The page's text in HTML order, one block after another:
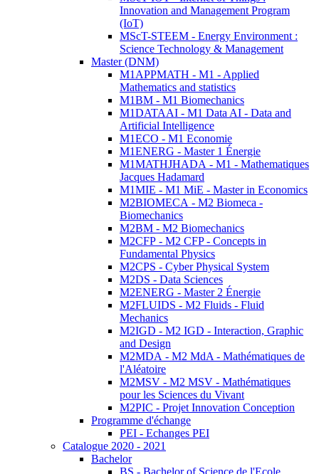
Innovation and Management Program
(IoT)
MScT-STEEM - Energy Environment :
Science Technology & Management
Master (DNM)
M1APPMATH - M1 - Applied
Mathematics and statistics
M1BM - M1 Biomechanics
M1DATAAI - M1 Data AI - Data and
Artificial Intelligence
M1ECO - M1 Economie
M1ENERG - Master 1 Énergie
M1MATHJHADA - M1 - Mathematiques
Jacques Hadamard
M1MIE - M1 MiE - Master in Economics
M2BIOMECA - M2 Biomeca -
Biomechanics
M2BM - M2 Biomechanics
M2CFP - M2 CFP - Concepts in
Fundamental Physics
M2CPS - Cyber Physical System
M2DS - Data Sciences
M2ENERG - Master 2 Énergie
M2FLUIDS - M2 Fluids - Fluid
Mechanics
M2IGD - M2 IGD - Interaction, Graphic
and Design
M2MDA - M2 MdA - Mathématiques de
l'Aléatoire
M2MSV - M2 MSV - Mathématiques
pour les Sciences du Vivant
M2PIC - Projet Innovation Conception
Programme d'échange
PEI - Echanges PEI
Catalogue 2020 - 2021
Bachelor
BS - Bachelor of Science de l'Ecole